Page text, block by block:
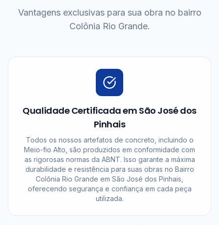
Vantagens exclusivas para sua obra no bairro
Colônia Rio Grande.
Qualidade Certificada em São José dos
Pinhais
Todos os nossos artefatos de concreto, incluindo o
Meio-fio Alto, são produzidos em conformidade com
as rigorosas normas da ABNT. Isso garante a máxima
durabilidade e resistência para suas obras no Bairro
Colônia Rio Grande em São José dos Pinhais,
oferecendo segurança e confiança em cada peça
utilizada.